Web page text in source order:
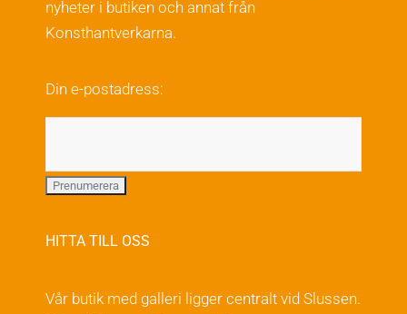
nyheter i butiken och annat från
Konsthantverkarna.
Din e-postadress:
HITTA TILL OSS
Vår butik med galleri ligger centralt vid Slussen.